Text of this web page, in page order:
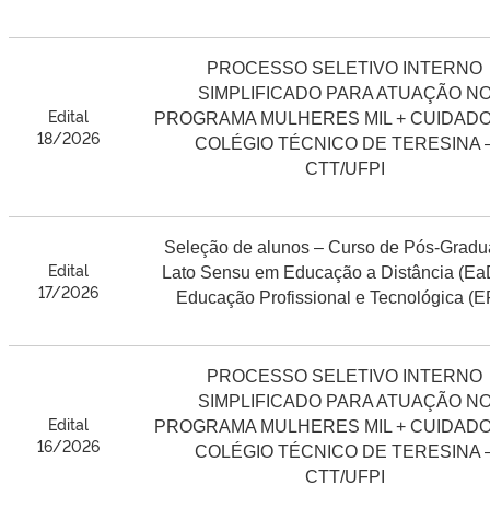
Edital
18/2026
PROCESSO SELETIVO INTERNO
SIMPLIFICADO PARA ATUAÇÃO
PROGRAMA MULHERES MIL +
COLÉGIO TÉCNICO DE TERESINA
CTT/UFPI
Edital
17/2026
Seleção de alunos – Curso de Pós-
Lato Sensu em Educação a Distância
Educação Profissional e Tecnológica
Edital
16/2026
PROCESSO SELETIVO INTERNO
SIMPLIFICADO PARA ATUAÇÃO
PROGRAMA MULHERES MIL +
COLÉGIO TÉCNICO DE TERESINA
CTT/UFPI